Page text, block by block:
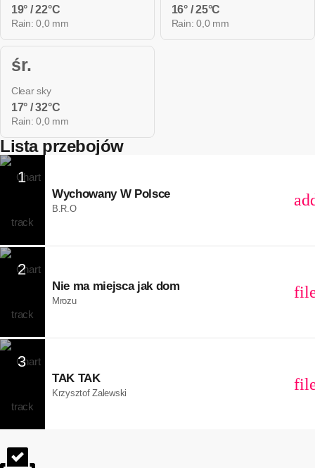
19° / 22°C
Rain: 0,0 mm
16° / 25°C
Rain: 0,0 mm
śr.
Clear sky
17° / 32°C
Rain: 0,0 mm
Lista przebojów
1
Wychowany W Polsce
B.R.O
2
Nie ma miejsca jak dom
Mrozu
3
TAK TAK
Krzysztof Zalewski